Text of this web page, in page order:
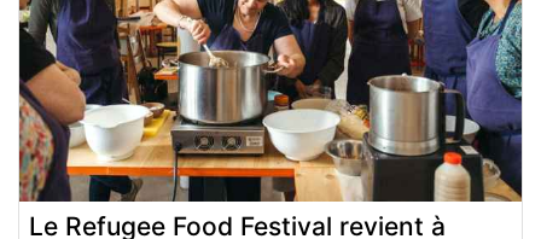
Le Refugee Food Festival revient à